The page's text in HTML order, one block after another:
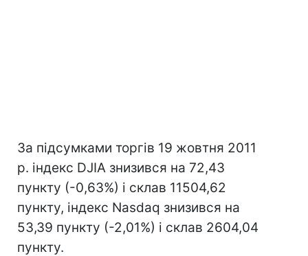
За підсумками торгів 19 жовтня 2011
р. індекс DJIA знизився на 72,43
пункту (-0,63%) і склав 11504,62
пункту, індекс Nasdaq знизився на
53,39 пункту (-2,01%) і склав 2604,04
пункту.